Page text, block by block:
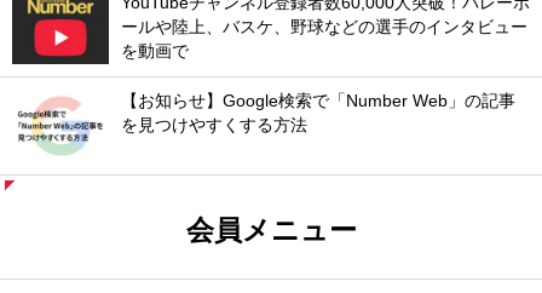
ールや陸上、バスケ、野球などの選手のインタビュー
を動画で
【お知らせ】Google検索で「Number Web」の記事
を見つけやすくする方法
会員メニュー